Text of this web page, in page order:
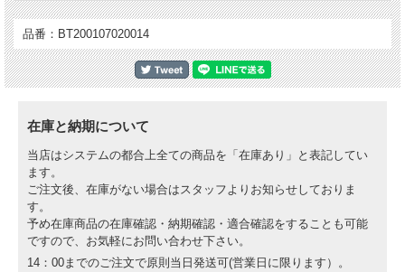
品番：BT200107020014
在庫と納期について
当店はシステムの都合上全ての商品を「在庫あり」と表記してい
ます。
ご注文後、在庫がない場合はスタッフよりお知らせしておりま
す。
予め在庫商品の在庫確認・納期確認・適合確認をすることも可能
ですので、お気軽にお問い合わせ下さい。
14：00までのご注文で原則当日発送可(営業日に限ります）。